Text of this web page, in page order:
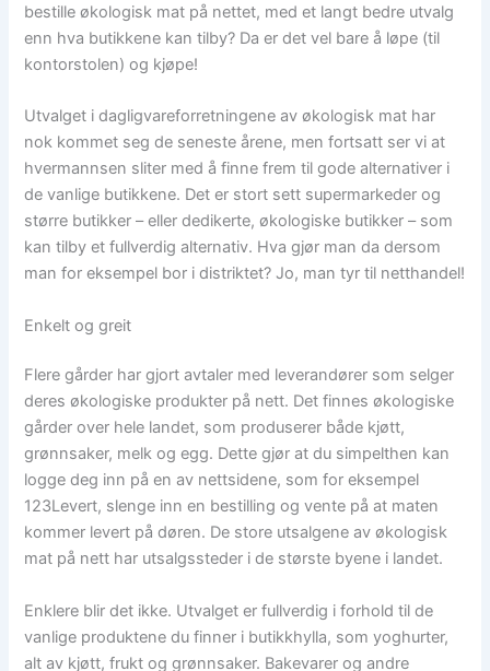
bestille økologisk mat på nettet, med et langt bedre utvalg
enn hva butikkene kan tilby? Da er det vel bare å løpe (til
kontorstolen) og kjøpe!
Utvalget i dagligvareforretningene av økologisk mat har
nok kommet seg de seneste årene, men fortsatt ser vi at
hvermannsen sliter med å finne frem til gode alternativer i
de vanlige butikkene. Det er stort sett supermarkeder og
større butikker – eller dedikerte, økologiske butikker – som
kan tilby et fullverdig alternativ. Hva gjør man da dersom
man for eksempel bor i distriktet? Jo, man tyr til netthandel!
Enkelt og greit
Flere gårder har gjort avtaler med leverandører som selger
deres økologiske produkter på nett. Det finnes økologiske
gårder over hele landet, som produserer både kjøtt,
grønnsaker, melk og egg. Dette gjør at du simpelthen kan
logge deg inn på en av nettsidene, som for eksempel
123Levert, slenge inn en bestilling og vente på at maten
kommer levert på døren. De store utsalgene av økologisk
mat på nett har utsalgssteder i de største byene i landet.
Enklere blir det ikke. Utvalget er fullverdig i forhold til de
vanlige produktene du finner i butikkhylla, som yoghurter,
alt av kjøtt, frukt og grønnsaker. Bakevarer og andre